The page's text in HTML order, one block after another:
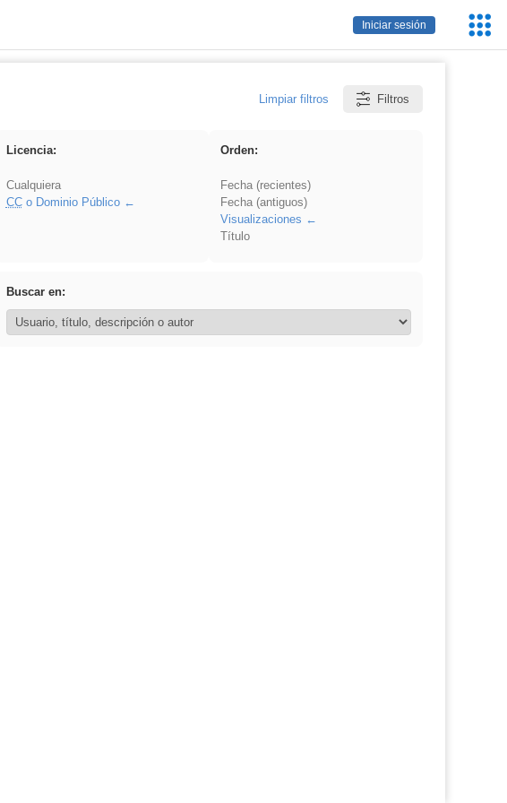
Iniciar sesión
Limpiar filtros Filtros
Licencia:
Cualquiera
CCo Dominio Público
Orden:
Fecha (recientes)
Fecha (antiguos)
Visualizaciones
Título
Buscar en: